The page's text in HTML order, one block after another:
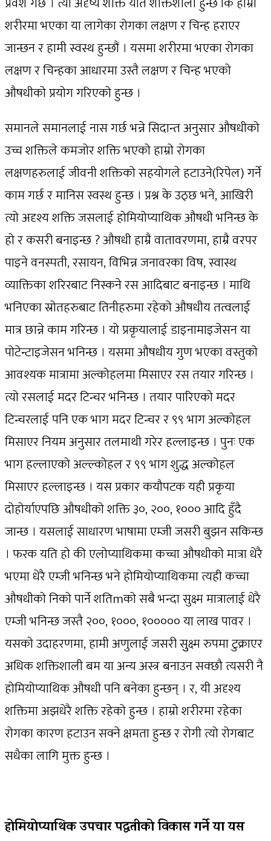
शरीरमा भएका या लागेका रोगका लक्षण र चिन्ह हराएर
जान्छन र हामी स्वस्थ हुन्छौं । यसमा शरीरमा भएका रोगका
लक्षण र चिन्हका आधारमा उस्तै लक्षण र चिन्ह भएको
औषधीको प्रयोग गरिएको हुन्छ ।
समानले समानलाई नास गर्छ भन्ने सिदान्त अनुसार औषधीको
उच्च शक्तिले कमजोर शक्ति भएको हाम्रो रोगका
लक्षणहरुलाई जीवनी शक्तिको सहयोगले हटाउने(रिपेल) गर्ने
काम गर्छ र मानिस स्वस्थ हुन्छ । प्रश्न के उठ्छ भने, आखिरी
त्यो अदृश्य शक्ति जसलाई होमियोप्याथिक औषधी भनिन्छ के
हो र कसरी बनाइन्छ ? औषधी हाम्रै वातावरणमा, हाम्रै वरपर
पाइने वनस्पती, रसायन, विभिन्न जनावरका विष, स्वास्थ
व्याक्तिका शरिरबाट निस्कने रस आदिबाट बनाइन्छ । माथि
भनिएका स्रोतहरुबाट तिनीहरुमा रहेको औषधीय तत्वलाई
मात्र छान्ने काम गरिन्छ । यो प्रकृयालाई डाइनामाइजेसन या
पोटेन्टाइजेसन भनिन्छ । यसमा औषधीय गुण भएका वस्तुको
आवश्यक मात्रामा अल्कोहलमा मिसाएर रस तयार गरिन्छ ।
त्यो रसलाई मदर टिन्चर भनिन्छ । तयार पारिएको मदर
टिन्चरलाई पनि एक भाग मदर टिन्चर र ९९ भाग अल्कोहल
मिसाएर नियम अनुसार तलमाथी गरेर हल्लाइन्छ । पुनः एक
भाग हल्लाएको अल्ल्कोहल र ९९ भाग शुद्ध अल्कोहल
मिसाएर हल्लाइन्छ । यस प्रकार कयौपटक यही प्रकृया
दोहोर्याएपछि औषधीको शक्ति ३०, २००, १००० आदि हुँदै
जान्छ । यसलाई साधारण भाषामा एम्जी जसरी बुझन सकिन्छ
। फरक यति हो की एलोप्याथिकमा कच्चा औषधीको मात्रा धेरै
भएमा धेरै एम्जी भनिन्छ भने होमियोप्याथिकमा त्यही कच्चा
औषधीको निको पार्ने शतिmको सबै भन्दा सुक्ष्म मात्रालाई धेरै
एम्जी भनिन्छ जस्तै २००, १०००, १००००० या लाख पावर ।
यसको उदाहरणमा, हामी अणुलाई जसरी सुुक्ष्म रुपमा टुक्राएर
अधिक शक्तिशाली बम या अन्य अस्त्र बनाउन सक्छौ त्यसरी नै
होमियोप्याथिक औषधी पनि बनेका हुन्छन् । र, यी अदृश्य
शक्तिमा अझधेरै शक्ति रहेको हुन्छ । हाम्रो शरीरमा रहेका
रोगका कारण हटाउन सक्ने क्षमता हुन्छ र रोगी त्यो रोगबाट
सधैका लागि मुक्त हुन्छ ।
होमियोप्याथिक उपचार पद्धतीको विकास गर्ने या यस